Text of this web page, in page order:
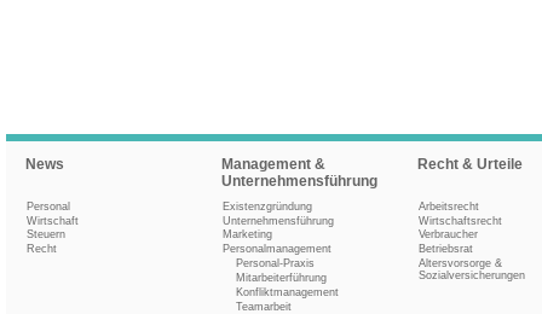
News
Personal
Wirtschaft
Steuern
Recht
Management &
Unternehmensführung
Existenzgründung
Unternehmensführung
Marketing
Personalmanagement
Personal-Praxis
Mitarbeiterführung
Konfliktmanagement
Teamarbeit
Recht & Urteile
Arbeitsrecht
Wirtschaftsrecht
Verbraucher
Betriebsrat
Altersvorsorge &
Sozialversicherungen